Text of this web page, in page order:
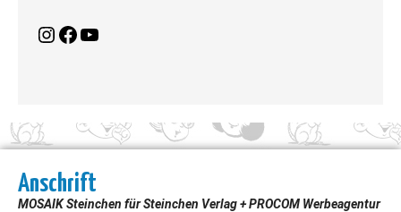
Anschrift
MOSAIK Steinchen für Steinchen Verlag + PROCOM Werbeagentur